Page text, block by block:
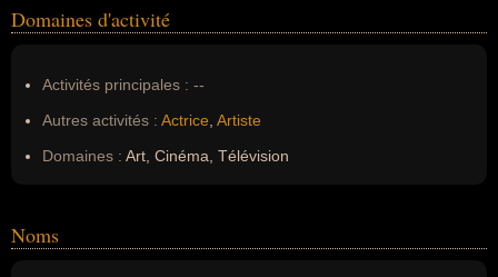
Domaines d'activité
Activités principales : --
Autres activités : Actrice Artiste
Domaines : Art, Cinéma, Télévision
Noms